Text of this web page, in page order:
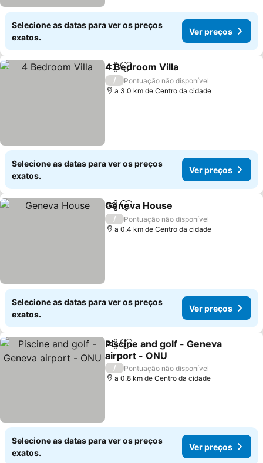
Selecione as datas para ver os preços
exatos.
Ver preços
PartilharAdicionar aos favoritos
4 Bedroom Villa
/
Pontuação não disponível
a 3.0 km de Centro da cidade
Selecione as datas para ver os preços
exatos.
Ver preços
PartilharAdicionar aos favoritos
Geneva House
/
Pontuação não disponível
a 0.4 km de Centro da cidade
Selecione as datas para ver os preços
exatos.
Ver preços
PartilharAdicionar aos favoritos
Piscine and golf - Geneva
airport - ONU
Ver preços
/
Pontuação não disponível
a 0.8 km de Centro da cidade
Selecione as datas para ver os preços
exatos.
Ver preços